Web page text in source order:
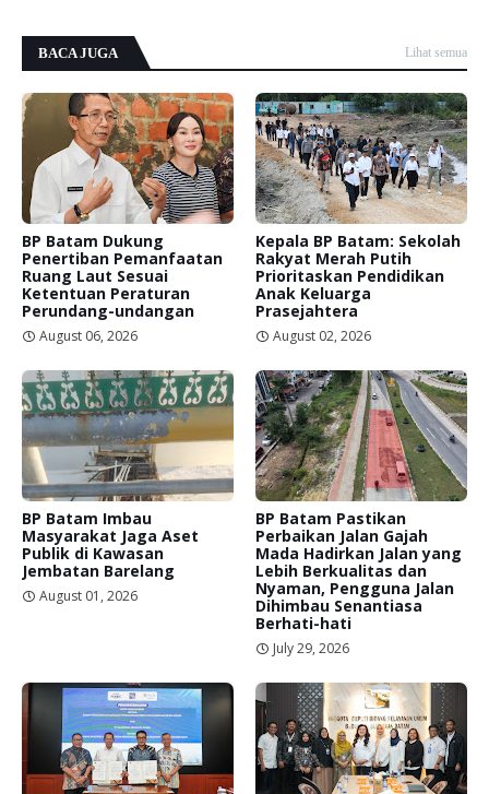
BACA JUGA Lihat semua
BP Batam Dukung
Penertiban Pemanfaatan
Ruang Laut Sesuai
Ketentuan Peraturan
Perundang-undangan
August 06, 2026
Kepala BP Batam: Sekolah
Rakyat Merah Putih
Prioritaskan Pendidikan
Anak Keluarga
Prasejahtera
August 02, 2026
BP Batam Imbau
Masyarakat Jaga Aset
Publik di Kawasan
Jembatan Barelang
August 01, 2026
BP Batam Pastikan
Perbaikan Jalan Gajah
Mada Hadirkan Jalan yang
Lebih Berkualitas dan
Nyaman, Pengguna Jalan
Dihimbau Senantiasa
Berhati-hati
July 29, 2026